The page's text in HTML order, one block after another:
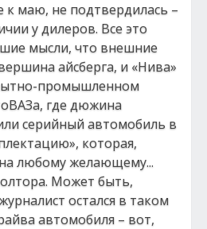
к маю, не подтвердилась –
у дилеров. Все это
мысли, что внешние
айсберга, и «Нива»
промышленном
где дюжина
серийный автомобиль в
которая,
любому желающему...
Может быть,
остался в таком
автомобиля – вот,